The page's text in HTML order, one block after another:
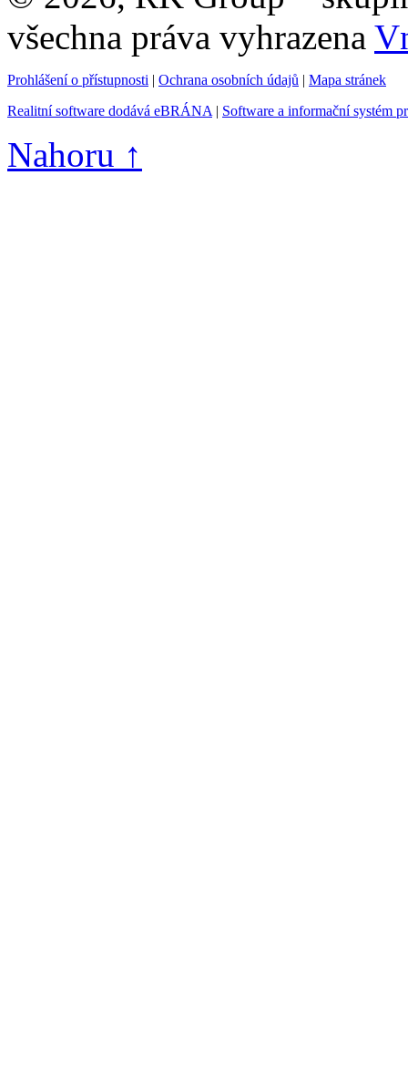
všechna práva vyhrazena
Prohlášení o přístupnosti | Ochrana osobních údajů | Mapa stránek
Realitní software dodává eBRÁNA | Software a informační systém
Nahoru ↑